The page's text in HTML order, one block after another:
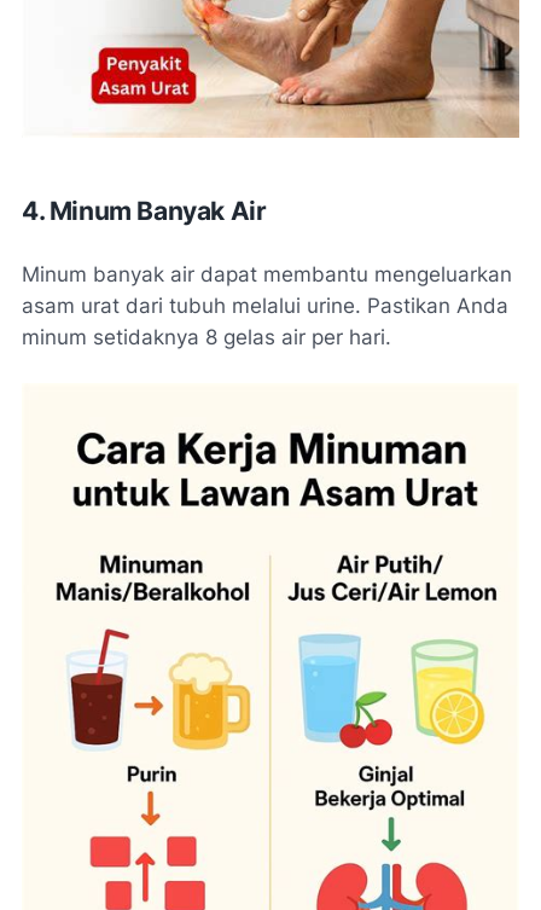
4. Minum Banyak Air
Minum banyak air dapat membantu mengeluarkan
asam urat dari tubuh melalui urine. Pastikan Anda
minum setidaknya 8 gelas air per hari.